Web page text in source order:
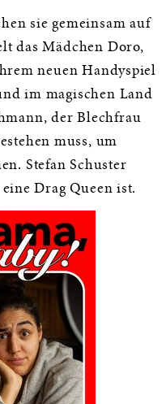
sie gemeinsam auf
das Mädchen Doro,
neuen Handyspiel
im magischen Land
der Blechfrau
muss, um
Stefan Schuster
Drag Queen ist.